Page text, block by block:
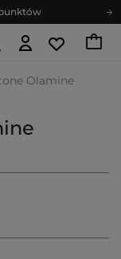
porad
do 24h.
Olamine